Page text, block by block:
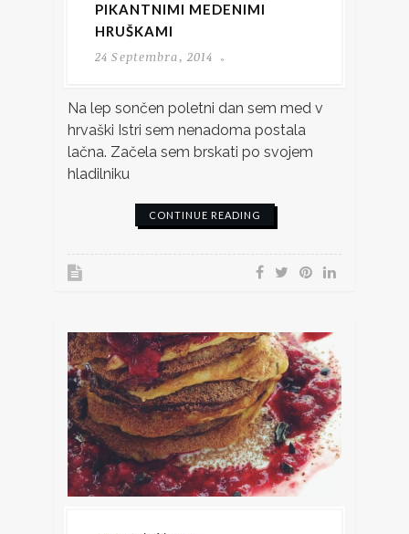
PIKANTNIMI MEDENIMI
HRUŠKAMI
24 Septembra, 2014
Na lep sončen poletni dan sem med v
hrvaški Istri sem nenadoma postala
lačna. Začela sem brskati po svojem
hladilniku
CONTINUE READING